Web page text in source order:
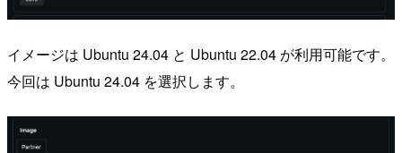
イメージは Ubuntu 24.04 と Ubuntu 22.04 が利用可能です。
今回は Ubuntu 24.04 を選択します。